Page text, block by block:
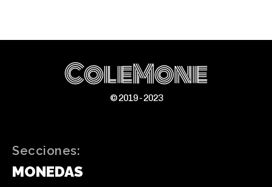
ColeMone
© 2019 - 2023
Secciones:
MONEDAS